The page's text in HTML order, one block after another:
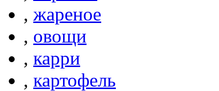
, жареное
, овощи
, карри
, картофель